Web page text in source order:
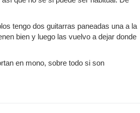
tengo dos guitarras paneadas una a la
bien y luego las vuelvo a dejar donde
en mono, sobre todo si son